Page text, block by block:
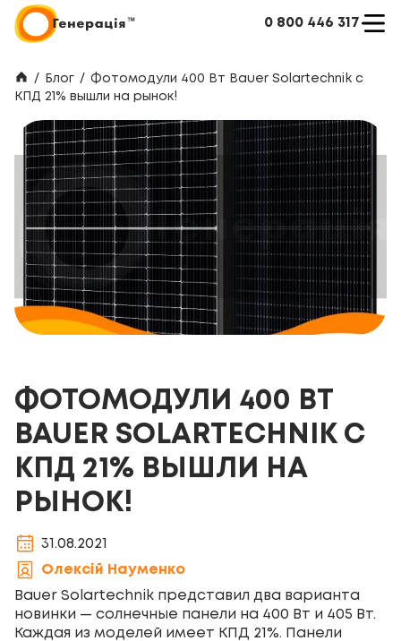
0 800 446 317
/ Блог / Фотомодули 400 Вт Bauer Solartechnik с
КПД 21% вышли на рынок!
ФОТОМОДУЛИ 400 ВТ
BAUER SOLARTECHNIK С
КПД 21% ВЫШЛИ НА
РЫНОК!
31.08.2021
Олексій Науменко
Bauer Solartechnik представил два варианта
новинки — солнечные панели на 400 Вт и 405 Вт.
Каждая из моделей имеет КПД 21%. Панели